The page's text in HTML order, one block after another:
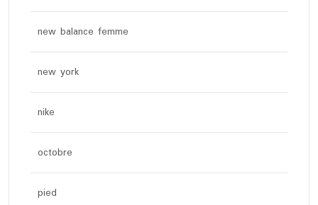
new balance femme
new york
nike
octobre
pied